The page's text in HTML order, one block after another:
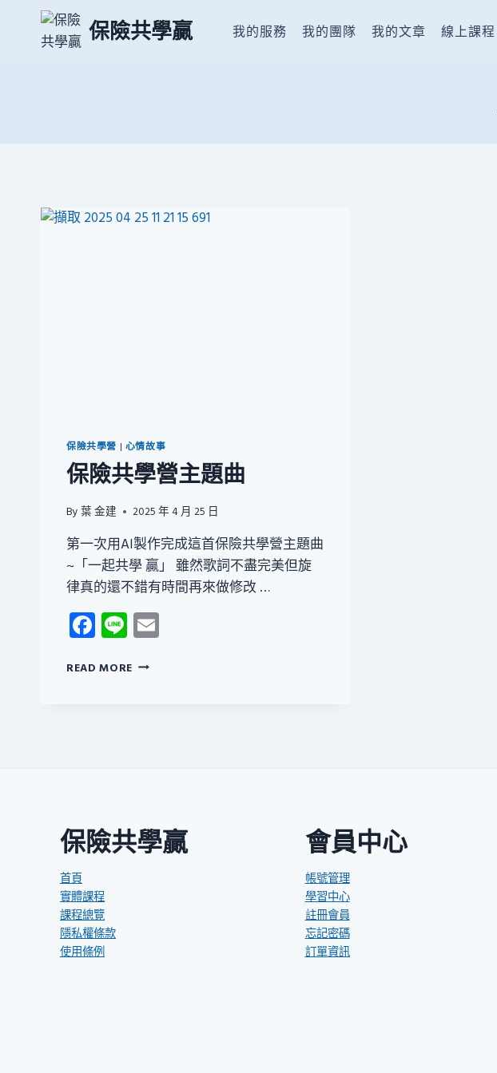
content
保險共學贏 我的服務 我的團隊 我的文章 線上課程
保險共學營 | 心情故事
保險共學營主題曲
By 葉 金建 2025 年 4 月 25 日
第一次用AI製作完成這首保險共學營主題曲
~「一起共學 贏」 雖然歌詞不盡完美但旋
律真的還不錯有時間再來做修改 …
Facebook
Line
READ MORE 保
保險共學贏
首頁
實體課程
課程總覽
隱私權條款
使用條例
會員中心
帳號管理
學習中心
註冊會員
忘記密碼
訂單資訊